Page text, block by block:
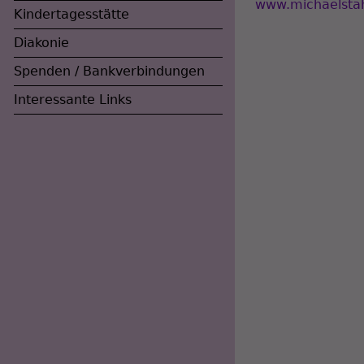
Kindertagesstätte
Diakonie
Spenden / Bankverbindungen
Interessante Links